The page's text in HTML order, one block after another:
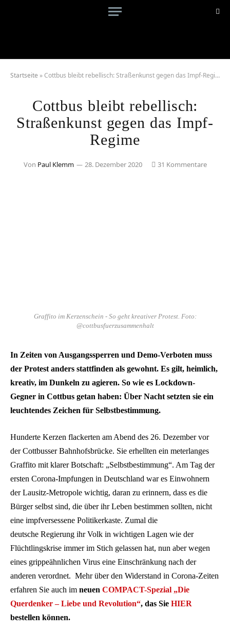
Startseite »Cottbus bleibt rebellisch: Straßenkunst gegen das Impf-Regime
Cottbus bleibt rebellisch:
Straßenkunst gegen das Impf-
Regime
Von Paul Klemm 28. Dezember 2020 31 Kommentare
Graffito im Kerzenschein - So geht kreativer Protest. Foto:
@cottbusfuerzusammenhalt
In Zeiten von Ausgangssperren und Demo-Verboten muss
der Protest anders stattfinden als gewohnt. Es gilt, heimlich,
kreativ, im Dunkeln zu agieren. So wie es Lockdown-
Gegner in Cottbus getan haben: Über Nacht setzten sie ein
leuchtendes Zeichen für Selbstbestimmung.
Hunderte Kerzen flackerten am Abend des 26. Dezember vor
der Cottbusser Bahnhofsbrücke. Sie erhellten ein meterlanges
Graffito mit klarer Botschaft: „Selbstbestimmung“. Am Tag der
ersten Corona-Impfungen in Deutschland war es Einwohnern
der Lausitz-Metropole wichtig, daran zu erinnern, dass es die
Bürger selbst sind, die über ihr Leben bestimmen sollten, nicht
eine impfversessene Politikerkaste. Zumal die
deutsche Regierung ihr Volk in wichtigen Lagen wie der
Flüchtlingskrise immer im Stich gelassen hat, nun aber wegen
eines grippeähnlichen Virus eine Einschränkung nach der
anderen verordnet. Mehr über den Widerstand in Corona-Zeiten
erfahren Sie auch im neuen COMPACT-Spezial „Die
Querdenker – Liebe und Revolution“, das Sie HIER
bestellen können.